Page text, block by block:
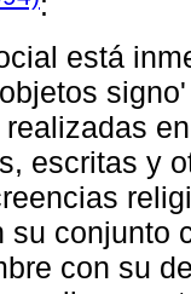
está
escritas y
su conjunto
con su